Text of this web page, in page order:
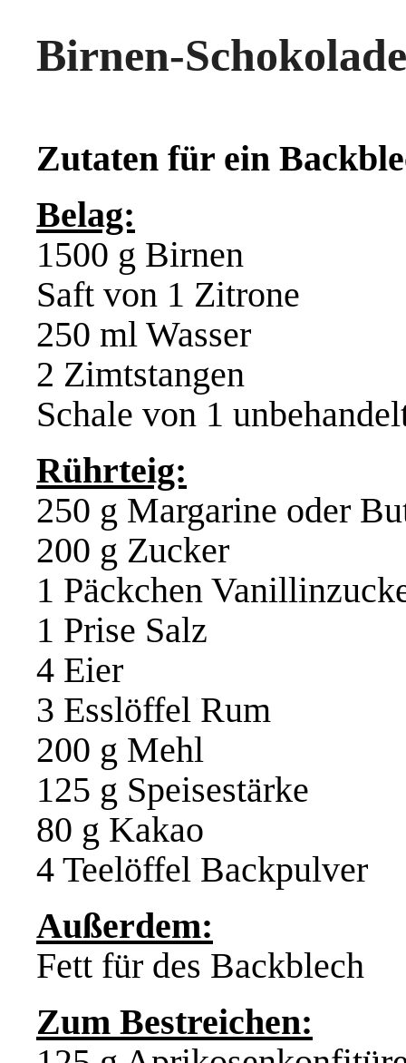
Birnen-
Zutaten für ein
Belag:
1500 g Birnen
Saft von 1 Zitrone
250 ml Wasser
2 Zimtstangen
Schale von 1
Rührteig:
250 g Margarine oder
200 g Zucker
1 Päckchen
1 Prise Salz
4 Eier
3 Esslöffel Rum
200 g Mehl
125 g Speisestärke
80 g Kakao
4 Teelöffel Backpulver
Außerdem:
Fett für des Backblech
Zum Bestreichen: